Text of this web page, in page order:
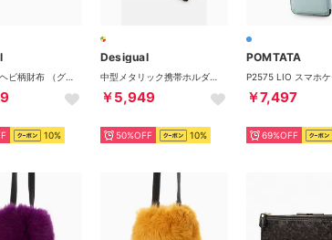
10%
Desigual
￥5,949
50%OFF 10%
POMTATA
￥7,497
69%OFF